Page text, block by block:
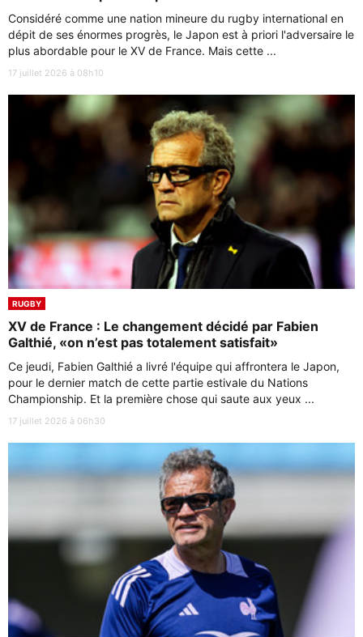
Considéré comme une nation mineure du rugby international en
dépit de ses énormes progrès, le Japon est à priori l'adversaire le
plus abordable pour le XV de France. Mais cette ...
17 juillet 2026 à 08h10
RUGBY
XV de France : Le changement décidé par Fabien
Galthié, «on n’est pas totalement satisfait»
Ce jeudi, Fabien Galthié a livré l'équipe qui affrontera le Japon,
pour le dernier match de cette partie estivale du Nations
Championship. Et la première chose qui saute aux yeux ...
17 juillet 2026 à 06h30